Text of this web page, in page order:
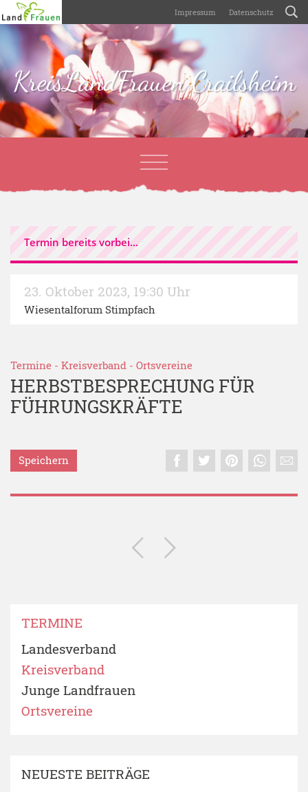
Impressum Datenschutz
KreisLandFrauen Crailsheim
Termin bereits vorbei...
23. Oktober 2023, 19:30 Uhr
Wiesentalforum Stimpfach
Termine - Kreisverband - Ortsvereine
HERBSTBESPRECHUNG FÜR
FÜHRUNGSKRÄFTE
Speichern
TERMINE
Landesverband
Kreisverband
Junge Landfrauen
Ortsvereine
NEUESTE BEITRÄGE